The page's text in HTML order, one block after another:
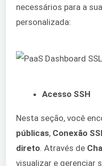
necessários para a
personalizada:
Acesso SSH
Nesta seção, você
públicas, Conexão
direto. Através de
visualizar e gerenciar